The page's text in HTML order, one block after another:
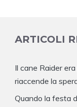
ARTICOLI
Il cane Raider
riaccende la
Quando la festa